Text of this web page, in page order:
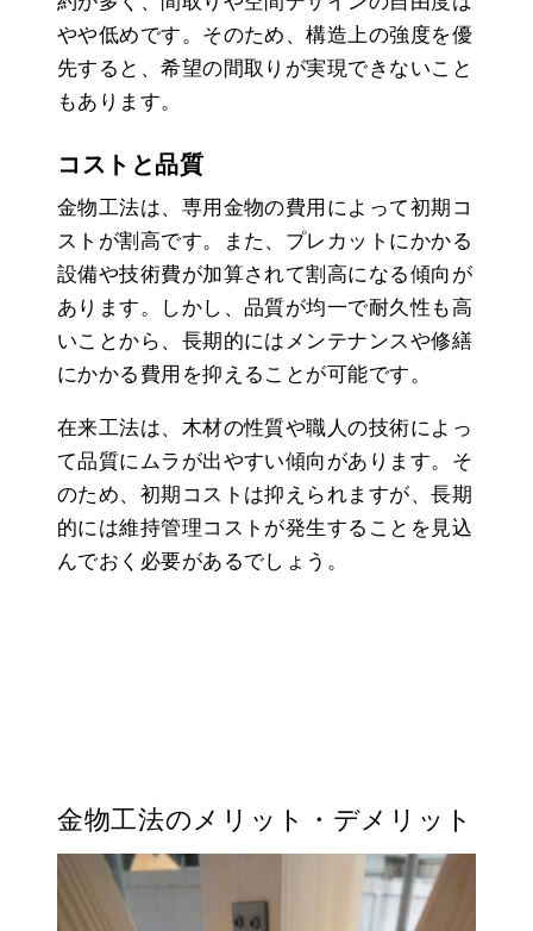
やや低めです。そのため、構造上の強度を優
先すると、希望の間取りが実現できないこと
もあります。
コストと品質
金物工法は、専用金物の費用によって初期コ
ストが割高です。また、プレカットにかかる
設備や技術費が加算されて割高になる傾向が
あります。しかし、品質が均一で耐久性も高
いことから、長期的にはメンテナンスや修繕
にかかる費用を抑えることが可能です。
在来工法は、木材の性質や職人の技術によっ
て品質にムラが出やすい傾向があります。そ
のため、初期コストは抑えられますが、長期
的には維持管理コストが発生することを見込
んでおく必要があるでしょう。
金物工法のメリット・デメリット